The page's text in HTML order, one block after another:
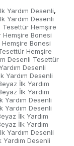
Yardım Desenli,
Yardım Desenli
Tesettür Hemşire
Hemşire Bonesi
Bonesi
Hemşire
Desenli Tesettür
Desenli
Yardım Desenli
İlk Yardım
İlk Yardım
Yardım Desenli
Yardım Desenli
İlk Yardım
İlk Yardım
Yardım Desenli
Yardım Desenli